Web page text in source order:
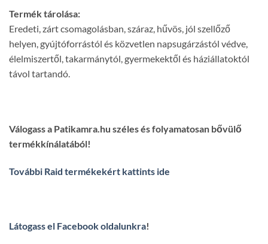
Termék tárolása:
Eredeti, zárt csomagolásban, száraz, hűvös, jól szellőző
helyen, gyújtóforrástól és közvetlen napsugárzástól védve,
élelmiszertől, takarmánytól, gyermekektől és háziállatoktól
távol tartandó.
Válogass a Patikamra.hu széles és folyamatosan bővülő
termékkínálatából!
További Raid termékekért kattints ide
Látogass el Facebook oldalunkra!